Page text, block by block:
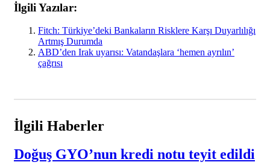
İlgili Yazılar:
Fitch: Türkiye’deki Bankaların Risklere Karşı Duyarlılığı
Artmış Durumda
ABD’den Irak uyarısı: Vatandaşlara ‘hemen ayrılın’
çağrısı
İlgili Haberler
Doğuş GYO’nun kredi notu teyit edildi